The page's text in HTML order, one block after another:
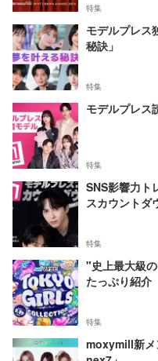
特集
モデルプレス
秘訣」
特集
モデルプレス
特集
SNS影響力ト
スカウントダ
特集
"史上最大級
たっぷり紹介
特集
moxymill新メ